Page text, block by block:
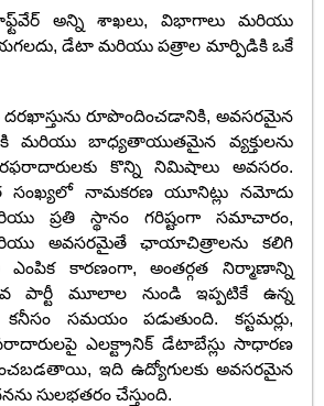
అన్ని శాఖలు, విభాగాలు మరియు
డేటా మరియు పత్రాల మార్పిడికి ఒకే
దరఖాస్తును రూపొందించడానికి, అవసరమైన
మరియు బాధ్యతాయుతమైన వ్యక్తులను
కొన్ని నిమిషాలు అవసరం.
సంఖ్యలో నామకరణ యూనిట్లు నమోదు
ప్రతి స్థానం గరిష్టంగా సమాచారం,
అవసరమైతే ఛాయాచిత్రాలను కలిగి
ఎంపిక కారణంగా, అంతర్గత నిర్మాణాన్ని
పార్టీ మూలాల నుండి ఇప్పటికే ఉన్న
సమయం పడుతుంది. కస్టమర్లు,
ఎలక్ట్రానిక్ డేటాబేస్లు సాధారణ
ఇది ఉద్యోగులకు అవసరమైన
సులభతరం చేస్తుంది.